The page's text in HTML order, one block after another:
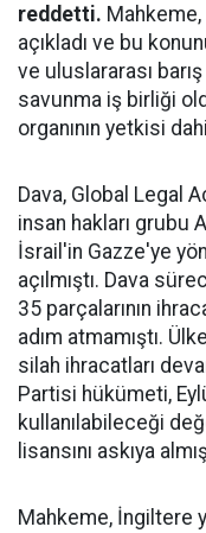
reddetti. Mahkeme,
açıkladı ve bu
ve uluslararası
savunma iş birliği
organının yetkisi
Dava, Global Legal
insan hakları grubu
İsrail'in Gazze'ye
açılmıştı. Dava
35 parçalarının
adım atmamıştı.
silah ihracatları
Partisi hükümeti,
kullanılabileceği
lisansını askıya
Mahkeme, İngiltere